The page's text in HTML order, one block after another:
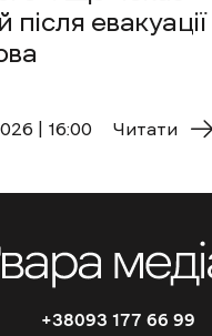
евакуації
| 16:00 Читати
+38093 177 66 99